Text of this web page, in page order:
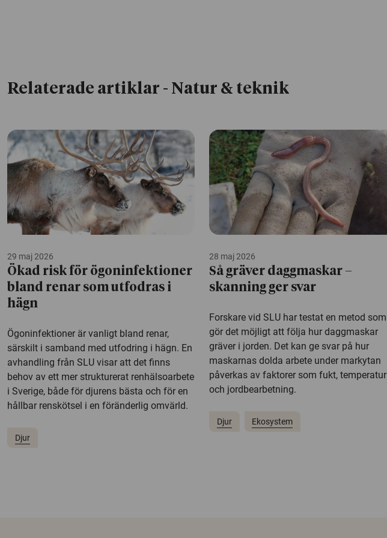
Relaterade artiklar - Natur & teknik
29 maj 2026
Ökad risk för ögoninfektioner
bland renar som utfodras i
hägn
Ögoninfektioner är vanligt bland renar,
särskilt i samband med utfodring i hägn. En
avhandling från SLU visar att det finns
behov av ett mer strukturerat renhälsoarbete
i Sverige, både för djurens bästa och för en
hållbar renskötsel i en föränderlig omvärld.
Djur
28 maj 2026
Så gräver daggmaskar –
skanning ger svar
Forskare vid SLU har testat en metod som
gör det möjligt att följa hur daggmaskar
gräver i jorden. Det kan ge svar på hur
maskarnas dolda arbete under markytan
påverkas av faktorer som fukt, temperatur
och jordbearbetning.
Djur Ekosystem